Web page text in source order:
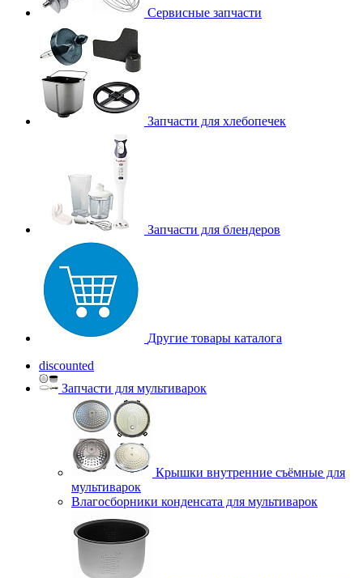
Сервисные запчасти
Запчасти для хлебопечек
Запчасти для блендеров
Другие товары каталога
discounted
Запчасти для мультиварок
Крышки внутренние съёмные для
мультиварок
Влагосборники конденсата для мультиварок